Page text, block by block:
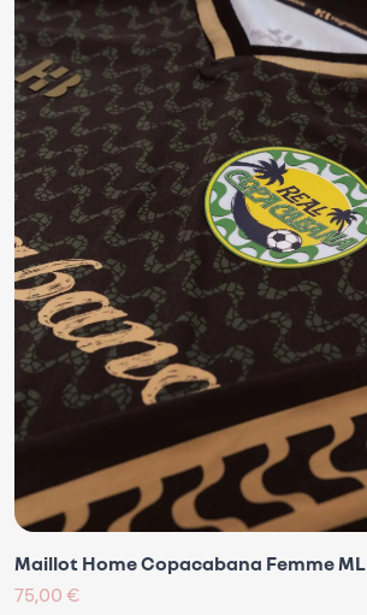
Maillot Home Copacabana Femme ML
75,00 €